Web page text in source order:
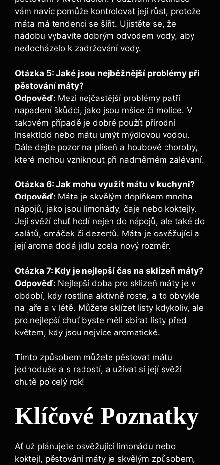
vám navíc pomůže kontrolovat její růst, protože
máta má tendenci se šířit. Ujistěte se, že
nádobu vybavíte dobrým odvodem vody, aby
nedocházelo k zadržování vody.
Otázka 5: Jaké jsou nejběžnější problémy při
pěstování máty?
Odpověď: Mezi nejčastější problémy patří
napadení škůdci, jako jsou mšice či molice. V
takovém případě je dobré použít přírodní
insekticid nebo mátu umýt mýdlovou vodou.
Dále dejte pozor na plíseň a houbové choroby,
které mohou vzniknout při nadměrném zalévání.
Otázka 6: Jak mohu využít mátu v kuchyni?
Odpověď: Máta je skvělým doplňkem mnoha
nápojů, jako jsou limonády, čaje nebo koktejly.
Její svěží chuť hodí nejen do nápojů, ale také do
salátů, omáček či dezertů. Máta je osvěžující a
její aroma dodá jídlu zcela nový rozměr.
Otázka 7: Kdy je nejlepší čas na sklizeň máty?
Odpověď: Nejlepší doba pro sklizeň máty je v
období, kdy rostlina aktivně roste, a to obvykle
na jaře a v létě. Můžete sklízet listy kdykoliv, ale
pro nejlepší chuť byste měli sbírat listy před
květem, kdy jsou nejvíce aromatické.
Tímto způsobem můžete pěstovat mátu
jednoduše a s radostí, a užívat si její svěží
chutě po celý rok!
Klíčové Poznatky
Ať už plánujete osvěžující limonádu nebo
koktejl, pěstování máty je skvělým způsobem,